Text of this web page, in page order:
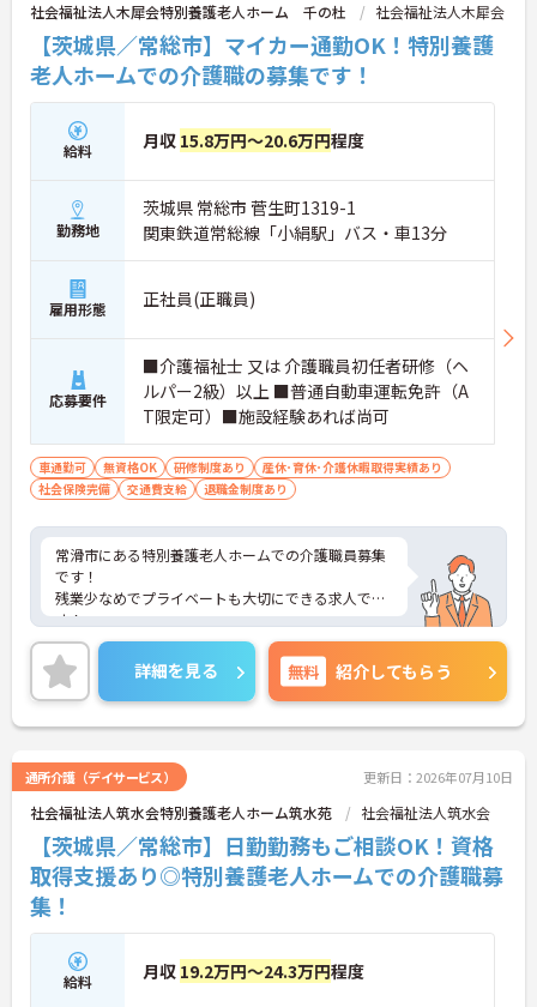
社会福祉法人木犀会特別養護老人ホーム 千の杜 社会福祉法人木犀会
【茨城県／常総市】マイカー通勤OK！特別養護
老人ホームでの介護職の募集です！
給料 月収 15.8万円～20.6万円程度
勤務地
茨城県 常総市 菅生町1319-1
関東鉄道常総線「小絹駅」バス・車13分
雇用形態 正社員(正職員)
応募要件
■介護福祉士 又は 介護職員初任者研修（ヘ
ルパー2級）以上 ■普通自動車運転免許（A
T限定可）■施設経験あれば尚可
車通勤可 無資格OK 研修制度あり
産休･育休･介護休暇取得実績あり
社会保険完備
交通費支給 退職金制度あり
常滑市にある特別養護老人ホームでの介護職員募集
です！
残業少なめでプライベートも大切にできる求人で
す！
食費補助あり！各種福利厚生が充実しており、働き
やすい環境です！
ご興味ある方には、面接対策ポイントなど、さらに
詳細をお話しいたしますのでお気軽にご相談くださ
い！
詳細を見る 無料 紹介してもらう
通所介護（デイサービス） 更新日：2026年07月10日
社会福祉法人筑水会特別養護老人ホーム筑水苑 社会福祉法人筑水会
【茨城県／常総市】日勤勤務もご相談OK！資格
取得支援あり◎特別養護老人ホームでの介護職募
集！
給料 月収 19.2万円～24.3万円程度